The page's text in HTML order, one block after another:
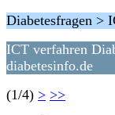
Diabetesfragen >
ICT verfahren
diabetesinfo.de
(1/4) > >>